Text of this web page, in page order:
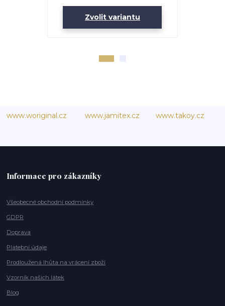
Zvolit variantu
www.woriginal.cz www.jamitex.cz www.takoy.cz
Informace pro zákazníky
Všeobecné obchodní podmínky
GDPR
Doprava
Platební údaje
Prodloužená lhůta na vrácení zboží
Vzorník našich látek
Blog